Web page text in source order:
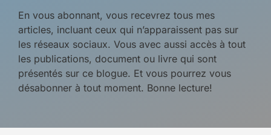
En vous abonnant, vous recevrez tous mes
articles, incluant ceux qui n’apparaissent pas sur
les réseaux sociaux. Vous avec aussi accès à tout
les publications, document ou livre qui sont
présentés sur ce blogue. Et vous pourrez vous
désabonner à tout moment. Bonne lecture!